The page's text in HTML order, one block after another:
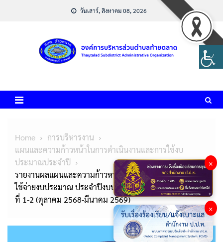
วันเสาร์, สิงหาคม 08, 2026
Home
การบริหารงาน
แผนและความก้าวหน้าในการดำเนินงานและการใช้งบ
ประมาณประจำปี
รายงานผลแผนและความก้าวหน้าในการดำเนินงานและการ
ใช้จ่ายงบประมาณ ประจำปีงบประมาณ พ.ศ.2569 ไตรมาส
ที่ 1-2 (ตุลาคม 2568-มีนาคม 2569)
×
×